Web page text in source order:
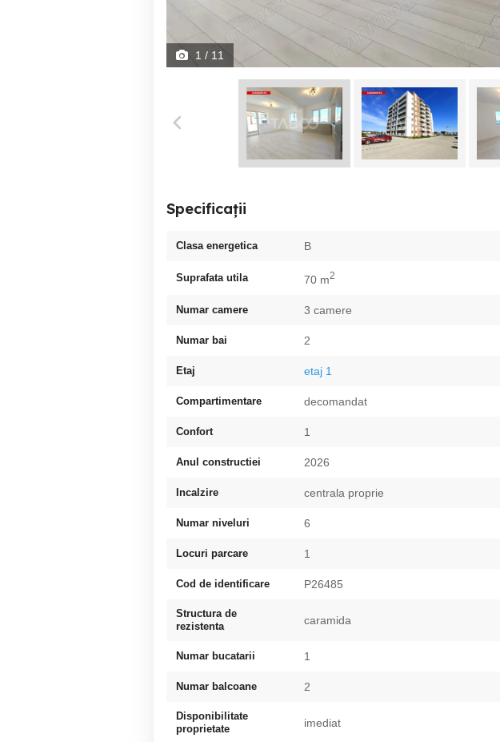
1 / 11
Specificații
Clasa energetica B
Suprafata utila 70 m2
Numar camere 3 camere
Numar bai 2
Etaj etaj 1
Compartimentare decomandat
Confort 1
Anul constructiei 2026
Incalzire centrala proprie
Numar niveluri 6
Locuri parcare 1
Cod de identificare P26485
Structura de
rezistenta
caramida
Numar bucatarii 1
Numar balcoane 2
Disponibilitate
proprietate
imediat